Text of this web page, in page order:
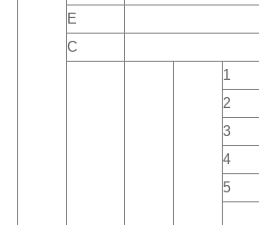
E
C
1
2
3
4
5